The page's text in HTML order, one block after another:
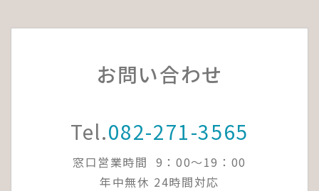
お問い合わせ
Tel.082-271-3565
窓口営業時間 9：00～19：00
年中無休 24時間対応